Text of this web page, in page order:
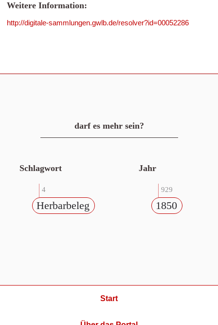
Weitere Information:
http://digitale-sammlungen.gwlb.de/resolver?id=00052286
darf es mehr sein?
Schlagwort
4
Herbarbeleg
Jahr
929
1850
Start